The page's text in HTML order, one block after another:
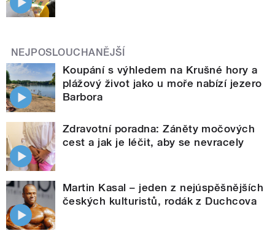
NEJPOSLOUCHANĚJŠÍ
Koupání s výhledem na Krušné hory a
plážový život jako u moře nabízí jezero
Barbora
Zdravotní poradna: Záněty močových
cest a jak je léčit, aby se nevracely
Martin Kasal – jeden z nejúspěšnějších
českých kulturistů, rodák z Duchcova